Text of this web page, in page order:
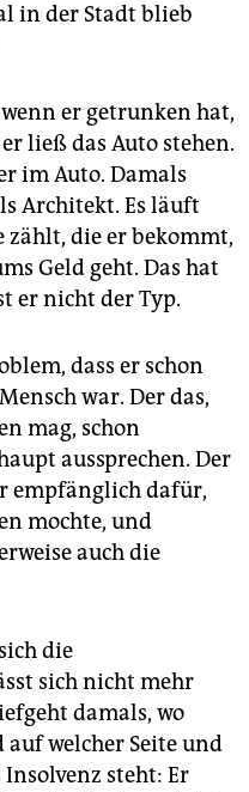
in der Stadt blieb
er getrunken hat,
ließ das Auto stehen.
im Auto. Damals
Architekt. Es läuft
zählt, die er bekommt,
Geld geht. Das hat
er nicht der Typ.
dass er schon
war. Der das,
mag, schon
aussprechen. Der
empfänglich dafür,
mochte, und
auch die
die
sich nicht mehr
damals, wo
welcher Seite und
Insolvenz steht: Er